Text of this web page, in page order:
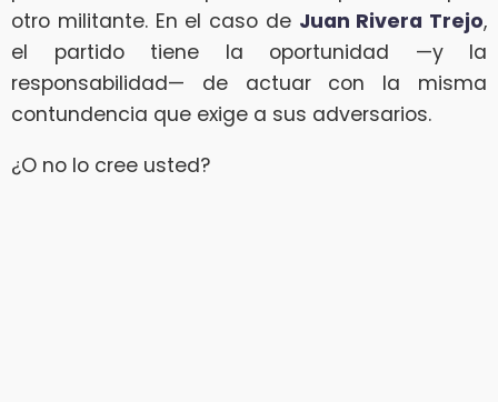
otro militante. En el caso de Juan Rivera Trejo,
el partido tiene la oportunidad —y la
responsabilidad— de actuar con la misma
contundencia que exige a sus adversarios.
¿O no lo cree usted?